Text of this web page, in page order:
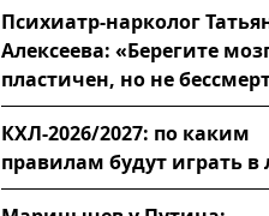
Психиатр-нарколог
Алексеева: «Берегите
пластичен, но не
КХЛ-2026/2027: по каким
правилам будут играть в